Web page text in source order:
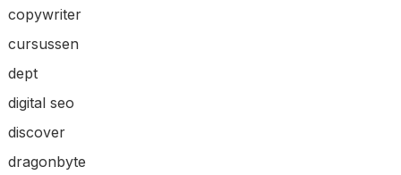
copywriter
cursussen
dept
digital seo
discover
dragonbyte